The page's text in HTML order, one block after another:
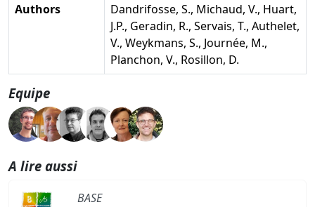
Authors
Dandrifosse, S., Michaud, V., Huart,
J.P., Geradin, R., Servais, T., Authelet,
V., Weykmans, S., Journée, M.,
Planchon, V., Rosillon, D.
Equipe
A lire aussi
BASE